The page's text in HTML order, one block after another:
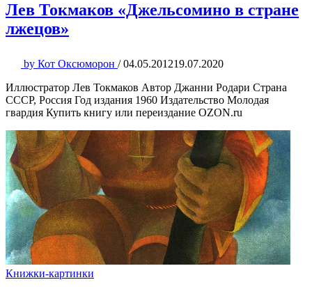
Лев Токмаков «Джельсомино в стране
лжецов»
by Кот Оксюморон / 04.05.201219.07.2020
Иллюстратор Лев Токмаков Автор Джанни Родари Страна
СССР, Россия Год издания 1960 Издательство Молодая
гвардия Купить книгу или переиздание OZON.ru
Книжки-картинки